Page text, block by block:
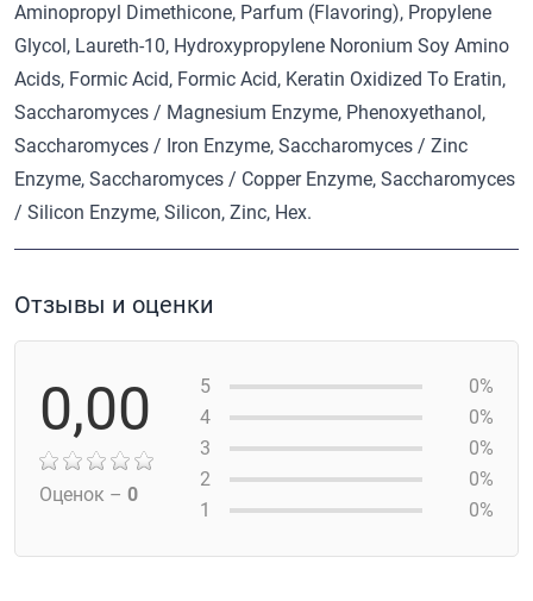
Aminopropyl Dimethicone, Parfum (Flavoring), Propylene
Glycol, Laureth-10, Hydroxypropylene Noronium Soy Amino
Acids, Formic Acid, Formic Acid, Keratin Oxidized To Eratin,
Saccharomyces / Magnesium Enzyme, Phenoxyethanol,
Saccharomyces / Iron Enzyme, Saccharomyces / Zinc
Enzyme, Saccharomyces / Copper Enzyme, Saccharomyces
/ Silicon Enzyme, Silicon, Zinc, Hex.
Отзывы и оценки
0,00
Оценок – 0
5
0%
4
0%
3
0%
2
0%
1
0%